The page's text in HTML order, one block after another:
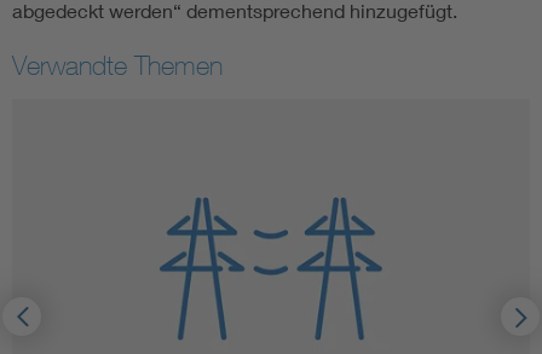
abgedeckt werden“ dementsprechend hinzugefügt.
Verwandte Themen